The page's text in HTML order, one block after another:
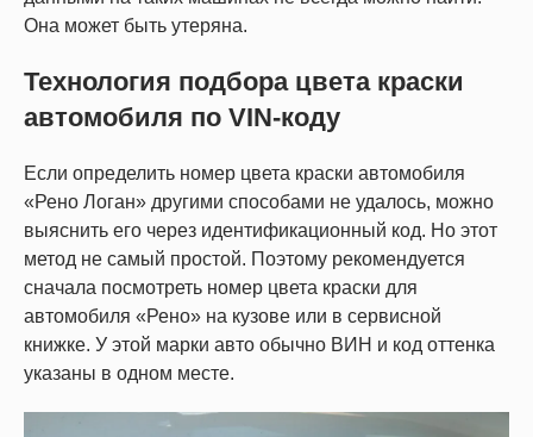
Она может быть утеряна.
Технология подбора цвета краски
автомобиля по VIN-коду
Если определить номер цвета краски автомобиля
«Рено Логан» другими способами не удалось, можно
выяснить его через идентификационный код. Но этот
метод не самый простой. Поэтому рекомендуется
сначала посмотреть номер цвета краски для
автомобиля «Рено» на кузове или в сервисной
книжке. У этой марки авто обычно ВИН и код оттенка
указаны в одном месте.